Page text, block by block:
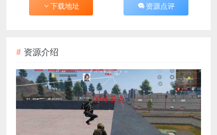
下载地址 资源点评
资源介绍